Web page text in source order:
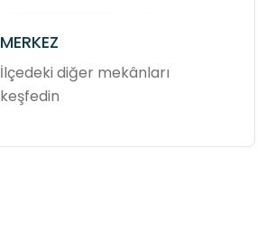
MERKEZ
İlçedeki diğer mekânları
keşfedin